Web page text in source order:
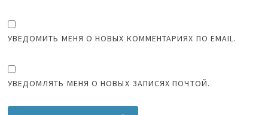
УВЕДОМИТЬ МЕНЯ О НОВЫХ КОММЕНТАРИЯХ ПО EMAIL.
УВЕДОМЛЯТЬ МЕНЯ О НОВЫХ ЗАПИСЯХ ПОЧТОЙ.